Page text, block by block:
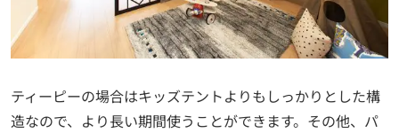
ティーピーの場合はキッズテントよりもしっかりとした構
造なので、より長い期間使うことができます。その他、パ